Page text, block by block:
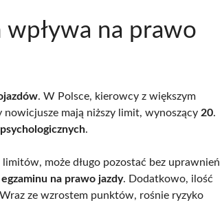
na prawo
. W Polsce, kierowcy z większym
nowicjusze mają niższy limit, wynoszący 20.
.
może długo pozostać bez uprawnień
na prawo jazdy. Dodatkowo, ilość
ze wzrostem punktów, rośnie ryzyko